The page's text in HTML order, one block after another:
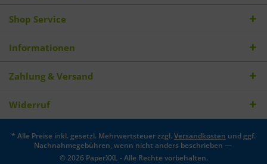
Shop Service
Informationen
Zahlung & Versand
Widerruf
* Alle Preise inkl. gesetzl. Mehrwertsteuer zzgl.Versandkosten und ggf.
Nachnahmegebühren, wenn nicht anders beschrieben —
© 2026 PaperXXL - Alle Rechte vorbehalten.